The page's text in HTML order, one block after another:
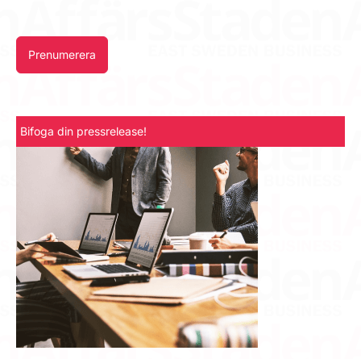
Prenumerera
Bifoga din pressrelease!